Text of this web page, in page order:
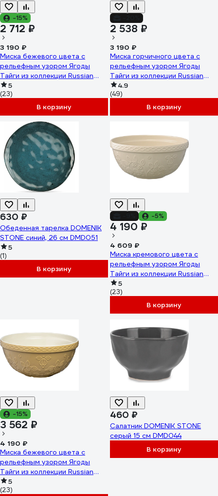
-15%
2 712 ₽
3 190 ₽
Миска бежевого цвета с
рельефным узором Ягоды
Тайги из коллекции Russian
North Tkano 1,5л TK23-
TW_BW0001
5
(23)
В корзину
2 538 ₽
3 190 ₽
Миска горчичного цвета с
рельефным узором Ягоды
Тайги из коллекции Russian
North Tkano 1,5 л TK22-
TW_BW0010
4.9
(49)
В корзину
630 ₽
Обеденная тарелка DOMENIK
STONE синий, 26 см DMD051
5
(1)
В корзину
-5%
4 190 ₽
4 609 ₽
Миска кремового цвета с
рельефным узором Ягоды
Тайги из коллекции Russian
North Tkano 2,5 л TK22-
TW_BW0008
5
(23)
В корзину
-15%
3 562 ₽
4 190 ₽
Миска бежевого цвета с
рельефным узором Ягоды
Тайги из коллекции Russian
North Tkano 2,5л TK23-
TW_BW0003
5
(23)
460 ₽
Салатник DOMENIK STONE
серый 15 см DMD044
В корзину